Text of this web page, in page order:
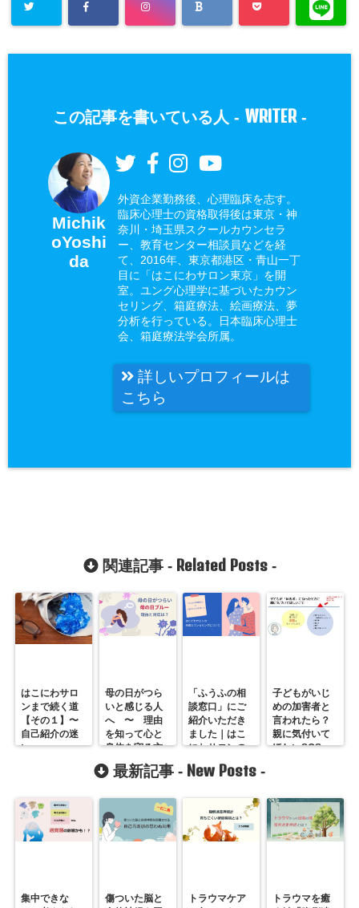
この記事を書いている人 - WRITER-
Michik
oYoshi
da
外資企業勤務後、心理臨床を志す。
臨床心理士の資格取得後は東京・神
奈川・埼玉県スクールカウンセラ
ー、教育センター相談員などを経
て、2016年、東京都港区・青山一丁
目に「はこにわサロン東京」を開
室。ユング心理学に基づいたカウン
セリング、箱庭療法、絵画療法、夢
分析を行っている。日本臨床心理士
会、箱庭療法学会所属。
詳しいプロフィールは
こちら
関連記事 - Related Posts-
はこにわサロ
ンまで続く道
【その１】〜
自己紹介の迷
い
母の日がつら
いと感じる人
へ 〜 理由
を知って心と
身体を守る方
法
「ふうふの相
談窓口」にご
紹介いただき
ました｜はこ
にわサロンの
夫婦カウンセ
リングについ
子どもがいじ
めの加害者と
言われたら？
親に気付いて
ほしいSOS
最新記事 - New Posts -
集中できな
傷ついた脳と
トラウマケア
トラウマを癒